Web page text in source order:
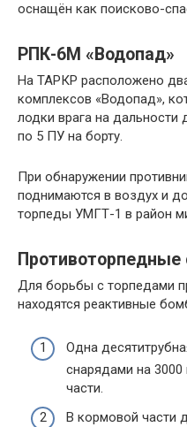
оснащён как поисково-
РПК-6М «Водопад»
На ТАРКР расположено
комплексов «Водопад»,
лодки врага на
по 5 ПУ на борту.
При обнаружении
поднимаются в воздух и
торпеды УМГТ-1 в район
Противоторпедные
Для борьбы с торпедами
находятся реактивные
Одна
снарядами на 3000
части.
В кормовой части